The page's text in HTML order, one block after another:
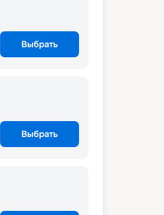
Выбрать
Выбрать